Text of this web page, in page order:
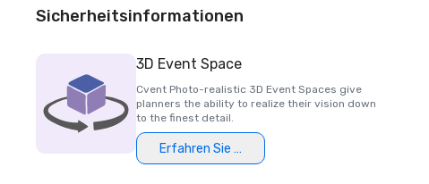
Sicherheitsinformationen
3D Event Space
Cvent Photo-realistic 3D Event Spaces give
planners the ability to realize their vision down
to the finest detail.
Erfahren Sie mehr